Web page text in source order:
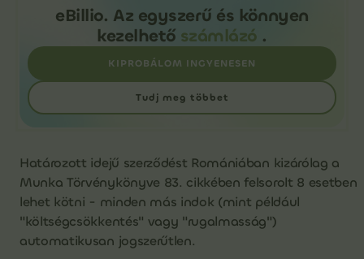
eBillio. Az egyszerű és könnyen
kezelhető számlázó .
KIPROBÁLOM INGYENESEN
Tudj meg többet
Határozott idejű szerződést Romániában kizárólag a
Munka Törvénykönyve 83. cikkében felsorolt 8 esetben
lehet kötni - minden más indok (mint például
"költségcsökkentés" vagy "rugalmasság")
automatikusan jogszerűtlen.